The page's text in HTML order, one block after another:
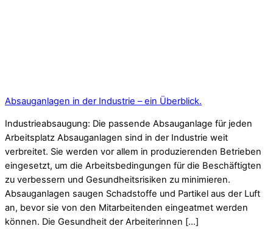
Absauganlagen in der Industrie – ein Überblick.
Industrieabsaugung: Die passende Absauganlage für jeden
Arbeitsplatz Absauganlagen sind in der Industrie weit
verbreitet. Sie werden vor allem in produzierenden Betrieben
eingesetzt, um die Arbeitsbedingungen für die Beschäftigten
zu verbessern und Gesundheitsrisiken zu minimieren.
Absauganlagen saugen Schadstoffe und Partikel aus der Luft
an, bevor sie von den Mitarbeitenden eingeatmet werden
können. Die Gesundheit der Arbeiterinnen […]